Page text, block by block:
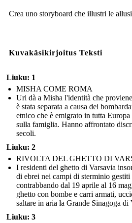
Crea uno storyboard che illustri le
Kuvakäsikirjoitus Teksti
Liuku: 1
MISHA COME ROMA
Uri dà a Misha l'identità che
è stata separata a causa dei
etnico che è emigrato in tutta
sulla famiglia. Hanno affrontato
secoli.
Liuku: 2
RIVOLTA DEL GHETTO DI
I residenti del ghetto di Varsavia
di ebrei nei campi di sterminio
contrabbando dal 19 aprile al 16
ghetto con bombe e carri armati,
saltare in aria la Grande Sinagoga di
Liuku: 3